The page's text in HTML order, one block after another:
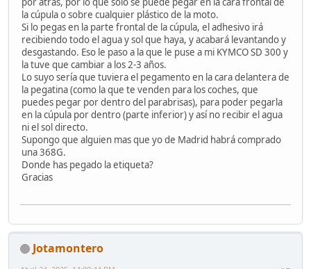
la cúpula o sobre cualquier plástico de la moto.
Si lo pegas en la parte frontal de la cúpula, el adhesivo irá
recibiendo todo el agua y sol que haya, y acabará levantando y
desgastando. Eso le paso a la que le puse a mi KYMCO SD 300 y
la tuve que cambiar a los 2-3 años.
Lo suyo sería que tuviera el pegamento en la cara delantera de
la pegatina (como la que te venden para los coches, que
puedes pegar por dentro del parabrisas), para poder pegarla
en la cúpula por dentro (parte inferior) y así no recibir el agua
ni el sol directo.
Supongo que alguien mas que yo de Madrid habrá comprado
una 368G.
Donde has pegado la etiqueta?
Gracias
Jotamontero